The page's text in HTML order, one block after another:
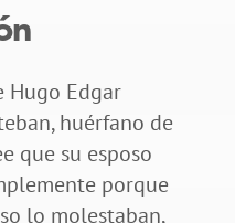
Hugo Edgar
huérfano de
que su esposo
porque
lo molestaban,